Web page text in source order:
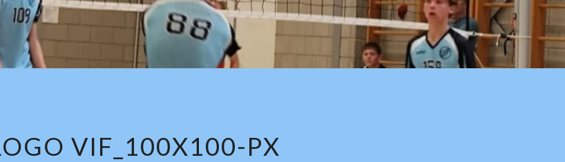
VIF_100X100-PX